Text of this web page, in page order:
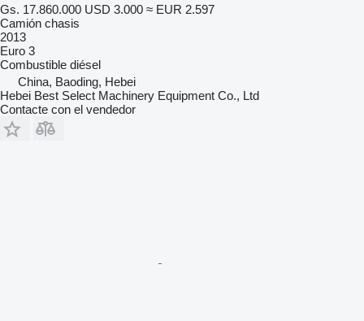
Gs. 17.860.000 USD 3.000 ≈ EUR 2.597
Camión chasis
2013
Euro 3
Combustible diésel
China, Baoding, Hebei
Hebei Best Select Machinery Equipment Co., Ltd
Contacte con el vendedor